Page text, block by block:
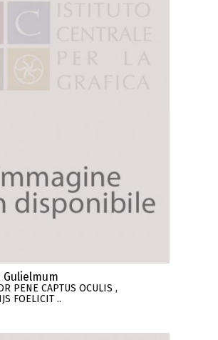
Gulielmum
PENE CAPTUS OCULIS ,
FOELICIT ..